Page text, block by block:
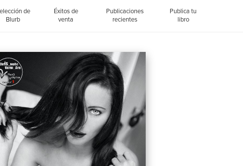
de
Blurb
Éxitos de
venta
Publicaciones
recientes
Publica tu
libro